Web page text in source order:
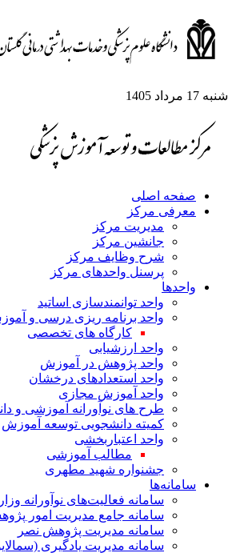
17 مرداد 1405
صفحه اصلی
معرفی مرکز
مدیریت مرکز
جانشین مرکز
شرح وظایف مرکز
پرسنل واحدهای مرکز
واحدها
واحد توانمندسازی اساتید
واحد برنامه ریزی درسی و
کارگاه های تخصصی
واحد ارزشیابی
واحد پژوهش در آموزش
واحد استعدادهای درخشان
واحد آموزش مجازی
طرح های نوآورانه آموزشی و
کمیته دانشجویی توسعه آموزش
واحد اعتباربخشی
مطالب آموزشی
جشنواره شهید مطهری
سامانه‌ها
سامانه فعالیت‌های نوآورانه
سامانه جامع مدیریت امور
سامانه مدیریت پژوهش نصر
سامانه مدیریت یادگیری